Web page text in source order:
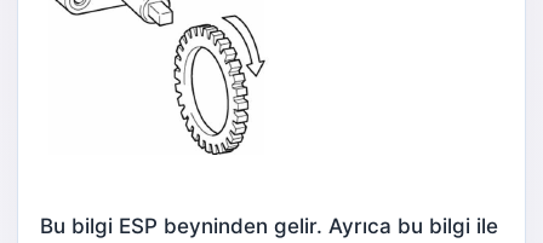
Bu bilgi ESP beyninden gelir. Ayrıca bu bilgi ile